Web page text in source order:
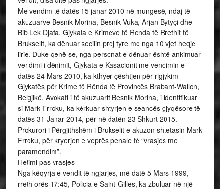
Me vendim të datës 15 janar 2010 në mungesë, ndaj të
akuzuarve Besnik Morina, Besnik Vuka, Arjan Bytyçi dhe
Bib Lek Djafa, Gjykata e Krimeve të Renda të Rrethit të
Brukselit, ka dënuar secilin prej tyre me nga 10 vjet heqje
lirie. Duke qenë se, nga personat e dënuar është ankimuar
vendimi i dënimit, Gjykata e Kasacionit me vendimin e
datës 24 Mars 2010, ka kthyer çështjen për rigjykim
Gjykatës për Krime të Rënda të Provincës Brabant-Wallon,
Belgjikë. Avokati i të akuzuarit Besnik Morina, i identifikuar
si Mark Frroku, ka kërkuar shtyrjen e seancës gjyqësore të
datës 31 Janar 2014, për në datën 23 Shkurt 2015.
Prokurori i Përgjithshëm i Brukselit e akuzon shtetasin Mark
Frroku, për kryerjen e veprës penale të “vrasjes me
paramendim”.
Hetimi pas vrasjes
Nga këqyrja e vendit të ngjarjes, më datë 5 Mars 1999,
rreth orës 17:45, Policia e Saint-Gilles, ka zbuluar në një